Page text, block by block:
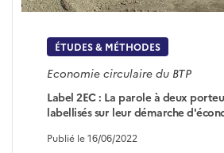
ÉTUDES & MÉTHODES
Economie circulaire du BTP
Label 2EC : La parole à deux
labellisés sur leur démarche
Publié le 16/06/2022